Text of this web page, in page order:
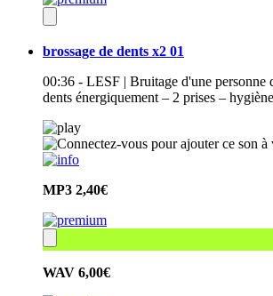
brossage de dents x2 01
00:36 - LESF | Bruitage d'une personne
dents énergiquement – 2 prises –
MP3 2,40€
WAV 6,00€